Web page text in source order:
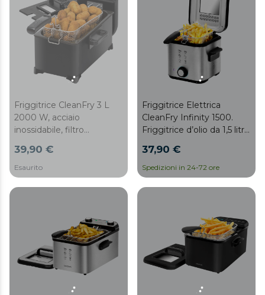
Friggitrice CleanFry 3 L
2000 W, acciaio
inossidabile, filtro
l’olio pulito, laccata in nero
e 3 litri di capacità.
Coperchio con finestrella
39,90 €
Esaurito
Friggitrice Elettrica
CleanFry Infinity 1500.
Friggitrice d’olio da 1,5 litri
OilCleaner, recipiente
antiaderente, coperchio
con filtro, finestrella di
37,90 €
Spedizioni in 24-72 ore